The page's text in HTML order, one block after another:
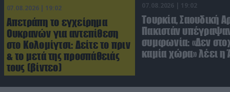
07.08.2026 | 19:02
Απετράπη το εγχείρημα
Ουκρανών για αντεπίθεση
στο Κολομίγτσι: Δείτε το πριν
& το μετά της προσπάθειάς
τους (βίντεο)
07.08.2026 | 19:02
Τουρκία, Σαουδική
Πακιστάν
συμφωνία: «Δεν
καμία χώρα» λέει η